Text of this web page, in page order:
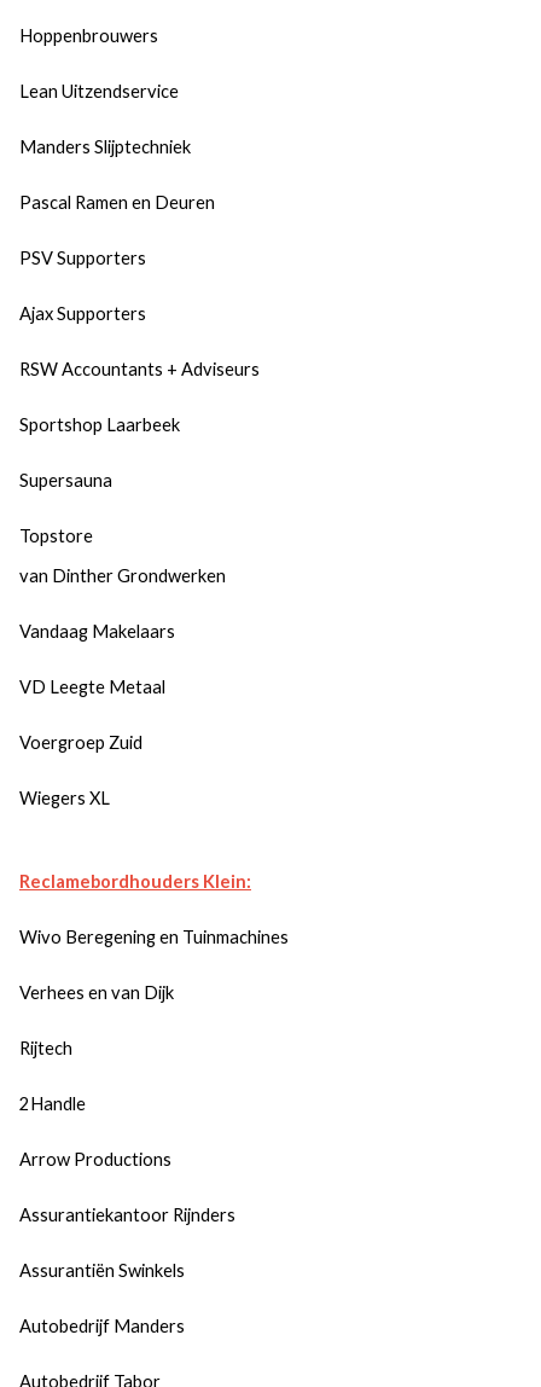
Hoppenbrouwers
Lean Uitzendservice
Manders Slijptechniek
Pascal Ramen en Deuren
PSV Supporters
Ajax Supporters
RSW Accountants + Adviseurs
Sportshop Laarbeek
Supersauna
Topstore
van Dinther Grondwerken
Vandaag Makelaars
VD Leegte Metaal
Voergroep Zuid
Wiegers XL
Reclamebordhouders Klein:
Wivo Beregening en Tuinmachines
Verhees en van Dijk
Rijtech
2Handle
Arrow Productions
Assurantiekantoor Rijnders
Assurantiën Swinkels
Autobedrijf Manders
Autobedrijf Tabor